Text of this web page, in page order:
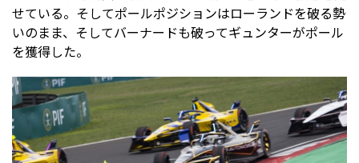
せている。そしてポールポジションはローランドを破る勢
いのまま、そしてバーナードも破ってギュンターがポール
を獲得した。